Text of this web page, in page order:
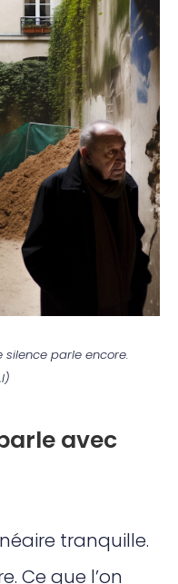
silence parle encore.
avec
tranquille.
Ce que l’on